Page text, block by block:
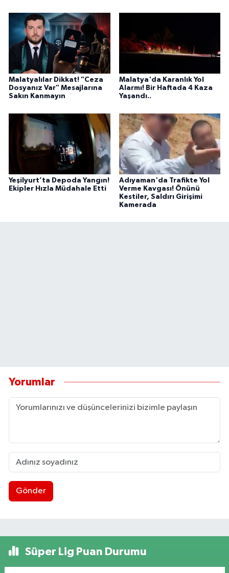
Malatyalılar Dikkat! "Ceza
Dosyanız Var" Mesajlarına
Sakın Kanmayın
Malatya'da Karanlık Yol
Alarmı! Bir Haftada 4 Kaza
Yaşandı..
Yeşilyurt’ta Depoda Yangın!
Ekipler Hızla Müdahale Etti
Adıyaman'da Trafikte Yol
Verme Kavgası! Önünü
Kestiler, Saldırı Girişimi
Kamerada
Yorumlar
Gönder
Süper Lig Puan Durumu